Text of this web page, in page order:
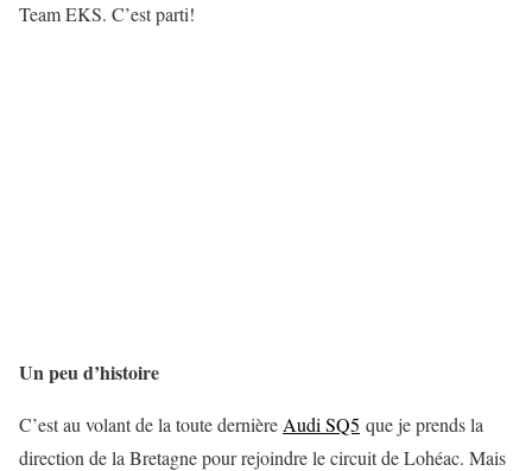
Team EKS. C’est parti!
Un peu d’histoire
C’est au volant de la toute dernière Audi SQ5 que je prends la
direction de la Bretagne pour rejoindre le circuit de Lohéac. Mais